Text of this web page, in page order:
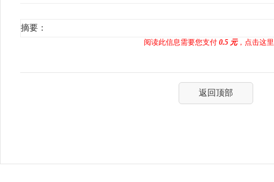
摘要：
阅读此信息需要您支付 0.5 元，点击这
返回顶部